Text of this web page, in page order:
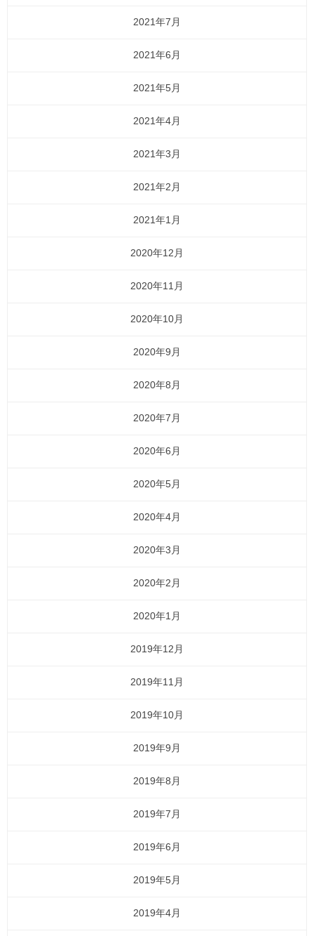
2021年7月
2021年6月
2021年5月
2021年4月
2021年3月
2021年2月
2021年1月
2020年12月
2020年11月
2020年10月
2020年9月
2020年8月
2020年7月
2020年6月
2020年5月
2020年4月
2020年3月
2020年2月
2020年1月
2019年12月
2019年11月
2019年10月
2019年9月
2019年8月
2019年7月
2019年6月
2019年5月
2019年4月